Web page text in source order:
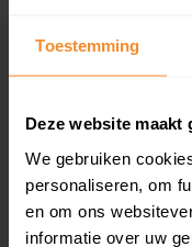
Toestemming
Deze website maakt
We gebruiken
personaliseren, om
en om ons
informatie over uw